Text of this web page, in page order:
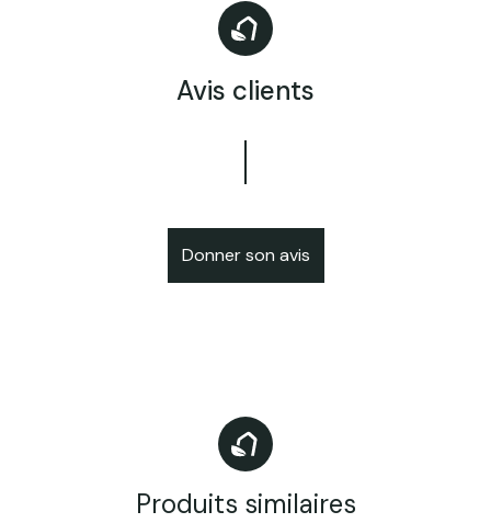
Avis clients
Donner son avis
Produits similaires